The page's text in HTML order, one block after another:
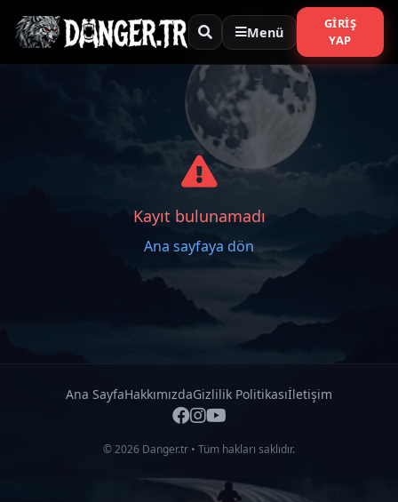
Menü
GIRIŞ
YAP
Kayıt bulunamadı
Ana sayfaya dön
Ana SayfaHakkımızdaGizlilik Politikasıİletişim
© 2026 Danger.tr • Tüm hakları saklıdır.